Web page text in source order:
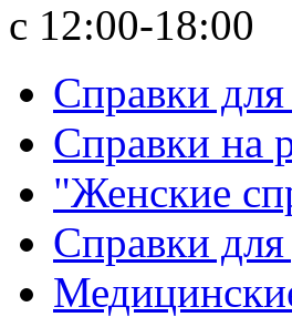
с 12:00-18:00
Справки для
Справки на
"Женские
Справки для